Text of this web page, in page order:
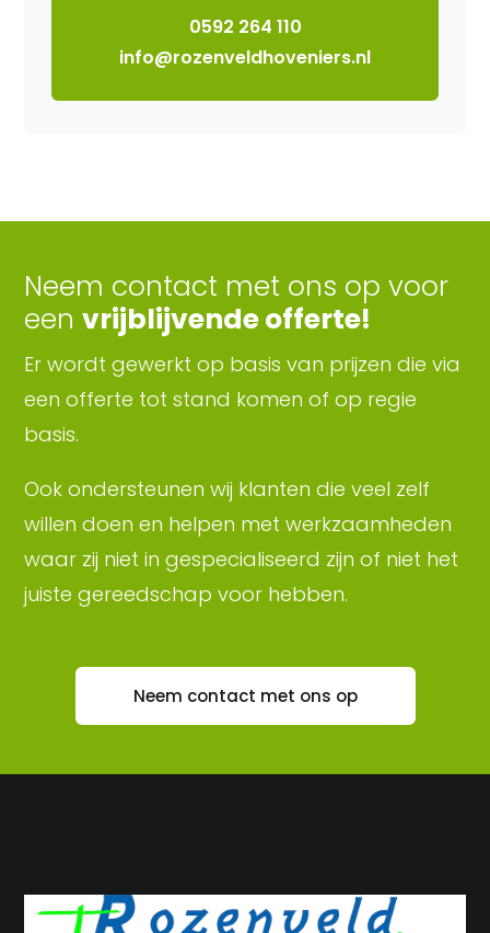
0592 264 110
info@rozenveldhoveniers.nl
Neem contact met ons op voor
eenvrijblijvende offerte!
Er wordt gewerkt op basis van prijzen die via
een offerte tot stand komen of op regie
basis.
Ook ondersteunen wij klanten die veel zelf
willen doen en helpen met werkzaamheden
waar zij niet in gespecialiseerd zijn of niet het
juiste gereedschap voor hebben.
Neem contact met ons op